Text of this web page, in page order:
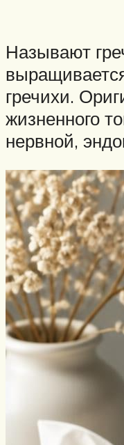
Называют
гречихи.
жизненного
нервной,